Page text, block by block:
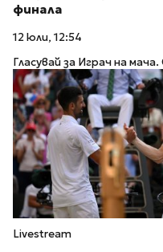
финала
12 юли, 12:54
Гласувай за Играч на
Livestream